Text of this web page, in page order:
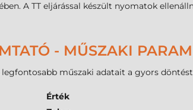
A TT eljárással készült nyomatok
- MŰSZAKI
legfontosabb műszaki adatait a gyors
Érték